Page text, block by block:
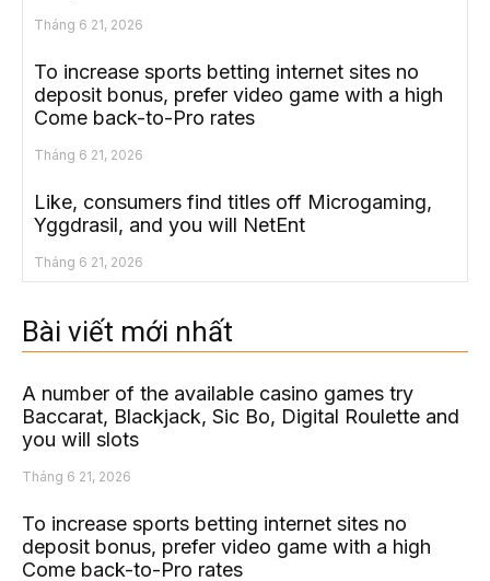
Tháng 6 21, 2026
To increase sports betting internet sites no
deposit bonus, prefer video game with a high
Come back-to-Pro rates
Tháng 6 21, 2026
Like, consumers find titles off Microgaming,
Yggdrasil, and you will NetEnt
Tháng 6 21, 2026
Bài viết mới nhất
A number of the available casino games try
Baccarat, Blackjack, Sic Bo, Digital Roulette and
you will slots
Tháng 6 21, 2026
To increase sports betting internet sites no
deposit bonus, prefer video game with a high
Come back-to-Pro rates